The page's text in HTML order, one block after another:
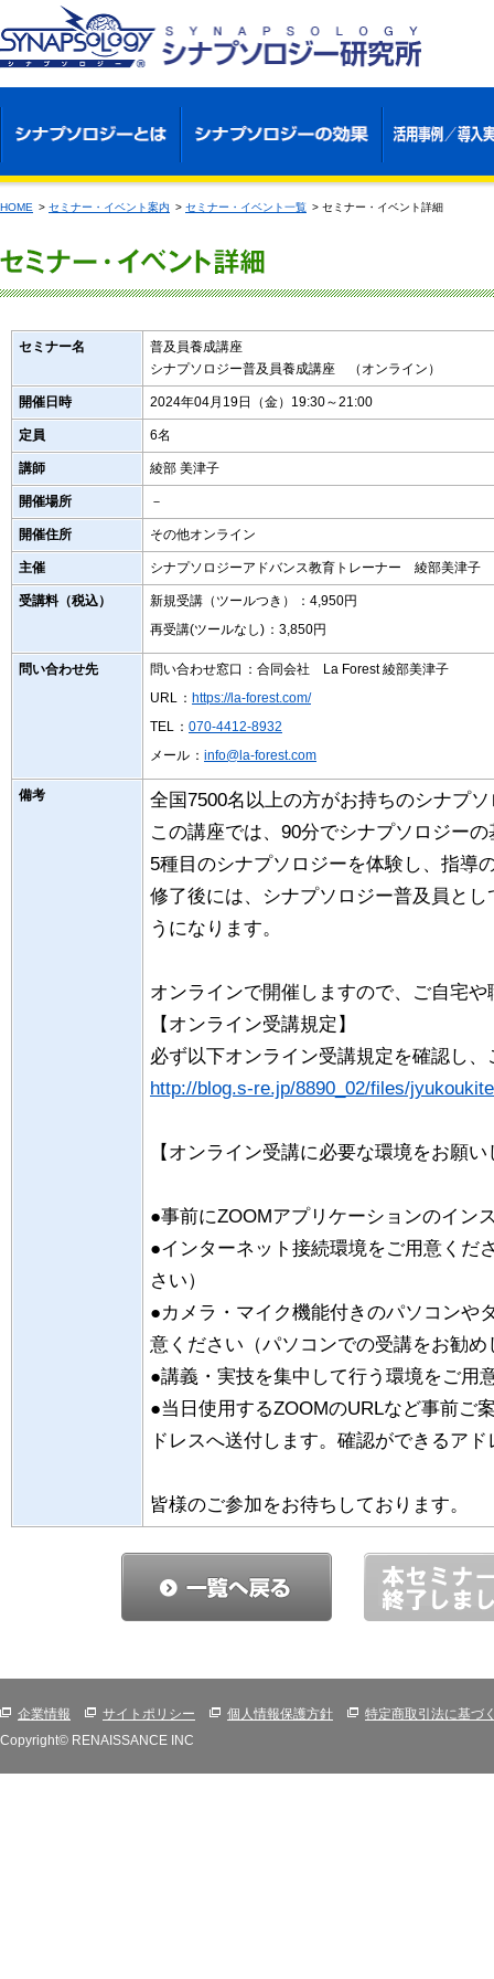
HOME > セミナー・イベント案内 > セミナー・イベント一覧 > セミナー・イベント詳細
セミナー名
普及員養成講座
シナプソロジー普及員養成講座 （オンライン）
開催日時 2024年04月19日（金）19:30～21:00
定員 6名
講師 綾部 美津子
開催場所 －
開催住所 その他オンライン
主催 シナプソロジーアドバンス教育トレーナー 綾部美津子
受講料（税込） 新規受講（ツールつき）
：4,950円
再受講(ツールなし) ：3,850円
問い合わせ先 問い合わせ窓口 ：合同会社 La Forest 綾部美津子
URL ： https://la-forest.com/
TEL ： 070-4412-8932
メール ： info@la-forest.com
備考
全国7500名以上の方がお持ちのシナプ
この講座では、90分でシナプソロジー
5種目のシナプソロジーを体験し、指導
修了後には、シナプソロジー普及員と
うになります。
オンラインで開催しますので、ご自宅
【オンライン受講規定】
必ず以下オンライン受講規定を確認し
http://blog.s-re.jp/8890_02/files/
【オンライン受講に必要な環境をお願
●事前にZOOMアプリケーションのイン
●インターネット接続環境をご用意くだ
さい）
●カメラ・マイク機能付きのパソコンや
意ください（パソコンでの受講をお勧め
●講義・実技を集中して行う環境をご用
●当日使用するZOOMのURLなど事前ご
ドレスへ送付します。確認ができるア
皆様のご参加をお待ちしております。
企業情報 サイトポリシー 個人情報保護方針
特定商取引法に基づ
Copyright© RENAISSANCE INC